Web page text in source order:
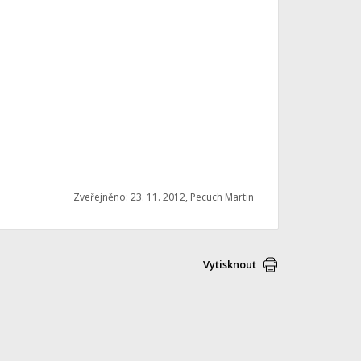
Zveřejněno: 23. 11. 2012, Pecuch Martin
Vytisknout